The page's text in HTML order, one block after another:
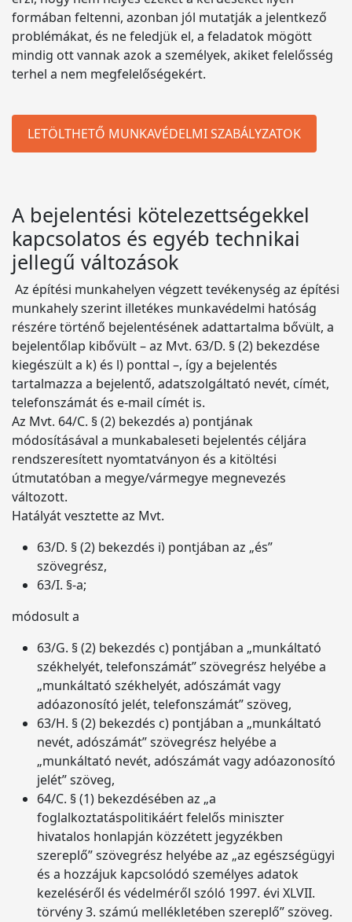
formában feltenni, azonban jól mutatják a jelentkező
problémákat, és ne feledjük el, a feladatok mögött
mindig ott vannak azok a személyek, akiket felelősség
terhel a nem megfelelőségekért.
LETÖLTHETŐ MUNKAVÉDELMI SZABÁLYZATOK
A bejelentési kötelezettségekkel
kapcsolatos és egyéb technikai
jellegű változások
Az építési munkahelyen végzett tevékenység az építési
munkahely szerint illetékes munkavédelmi hatóság
részére történő bejelentésének adattartalma bővült, a
bejelentőlap kibővült – az Mvt. 63/D. § (2) bekezdése
kiegészült a k) és l) ponttal –, így a bejelentés
tartalmazza a bejelentő, adatszolgáltató nevét, címét,
telefonszámát és e-mail címét is.
Az Mvt. 64/C. § (2) bekezdés a) pontjának
módosításával a munkabaleseti bejelentés céljára
rendszeresített nyomtatványon és a kitöltési
útmutatóban a megye/vármegye megnevezés
változott.
Hatályát vesztette az Mvt.
63/D. § (2) bekezdés i) pontjában az „és”
szövegrész,
63/I. §-a;
módosult a
63/G. § (2) bekezdés c) pontjában a „munkáltató
székhelyét, telefonszámát” szövegrész helyébe a
„munkáltató székhelyét, adószámát vagy
adóazonosító jelét, telefonszámát” szöveg,
63/H. § (2) bekezdés c) pontjában a „munkáltató
nevét, adószámát” szövegrész helyébe a
„munkáltató nevét, adószámát vagy adóazonosító
jelét” szöveg,
64/C. § (1) bekezdésében az „a
foglalkoztatáspolitikáért felelős miniszter
hivatalos honlapján közzétett jegyzékben
szereplő” szövegrész helyébe az „az egészségügyi
és a hozzájuk kapcsolódó személyes adatok
kezeléséről és védelméről szóló 1997. évi XLVII.
törvény 3. számú mellékletében szereplő” szöveg.